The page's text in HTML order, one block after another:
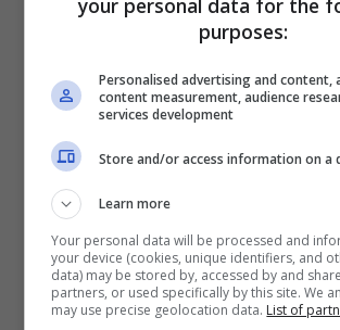
componibili. In questo caso si
problemi per gli attacchi degli
Ricordarsi che è sempre
mettere vicine la lavatrice e la
lavastoviglie, in quanto la
provoca vibrazione che
danneggiare l’altro
your personal data for the
purposes:
Personalised advertising and content,
content measurement, audience
services development
Store and/or access information on a
Learn more
Your personal data will be processed and
your device (cookies, unique identifiers, and
data) may be stored by, accessed by and
partners, or used specifically by this site. We
may use precise geolocation data. List of